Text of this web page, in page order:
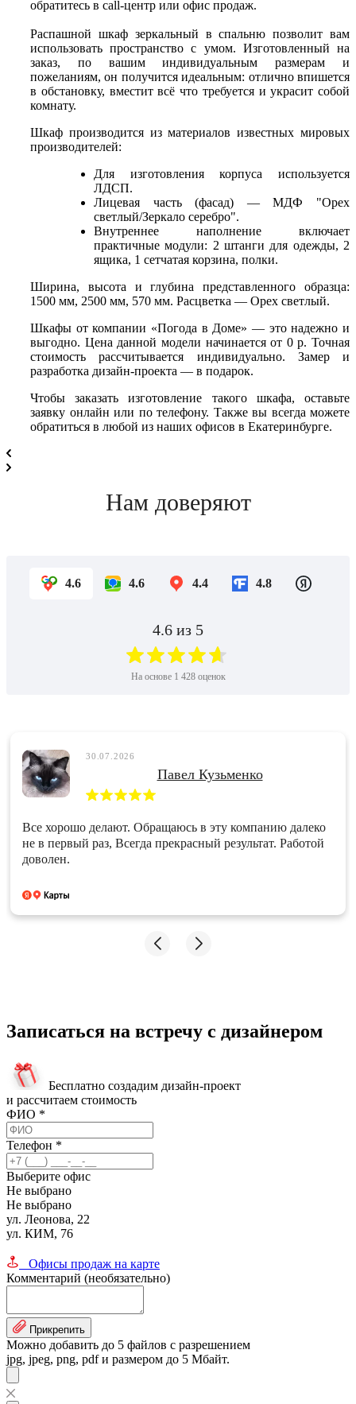
обратитесь в call-центр или офис продаж.
Распашной шкаф зеркальный в спальню позволит вам
использовать пространство с умом. Изготовленный на
заказ, по вашим индивидуальным размерам и
пожеланиям, он получится идеальным: отлично впишется
в обстановку, вместит всё что требуется и украсит собой
комнату.
Шкаф производится из материалов известных мировых
производителей:
Для изготовления корпуса используется
ЛДСП.
Лицевая часть (фасад) — МДФ "Орех
светлый/Зеркало серебро".
Внутреннее наполнение включает
практичные модули: 2 штанги для одежды, 2
ящика, 1 сетчатая корзина, полки.
Ширина, высота и глубина представленного образца:
1500 мм, 2500 мм, 570 мм. Расцветка — Орех светлый.
Шкафы от компании «Погода в Доме» — это надежно и
выгодно. Цена данной модели начинается от 0 р. Точная
стоимость рассчитывается индивидуально. Замер и
разработка дизайн-проекта — в подарок.
Чтобы заказать изготовление такого шкафа, оставьте
заявку онлайн или по телефону. Также вы всегда можете
обратиться в любой из наших офисов в Екатеринбурге.
Нам доверяют
4.6 4.6 4.4 4.8
4.6 из 5
На основе 1 428оценок
30.07.2026
Павел Кузьменко
Все хорошо делают. Обращаюсь в эту компанию далеко
не в первый раз, Всегда прекрасный результат. Работой
доволен.
Записаться на встречу с дизайнером
Бесплатно создадим дизайн-проект
и рассчитаем стоимость
ФИО *
Телефон *
Выберите офис
Не выбрано
Не выбрано
ул. Леонова, 22
ул. КИМ, 76
Офисы продаж на карте
Комментарий (необязательно)
Прикрепить
Можно добавить до 5 файлов с разрешением
jpg, jpeg, png, pdf и размером до 5 Мбайт.